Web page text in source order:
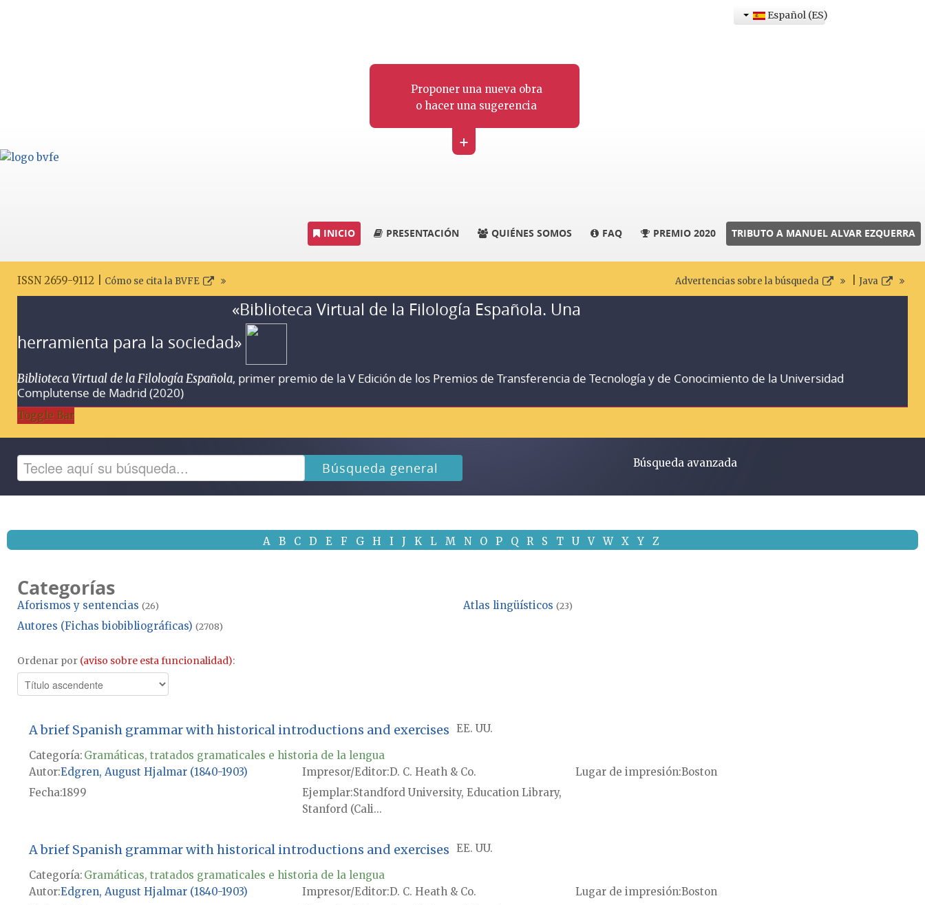
Proponer una nueva obra
o hacer una sugerencia
+
Español (ES)
INICIO PRESENTACIÓN QUIÉNES SOMOS FAQ PREMIO 2020 TRIBUTO A MANUEL ALVAR EZQUERRA
ISSN 2659-9112 | Cómo se cita la BVFE Advertencias sobre la búsqueda Java
«Biblioteca Virtual de la Filología Española. Una
herramienta para la sociedad»
Biblioteca Virtual de la Filología Española, primer premio de la V Edición de los Premios de Transferencia de Tecnología y de Conocimiento de la Universidad
Complutense de Madrid (2020)
Toggle Bar
Búsqueda general Búsqueda avanzada
A B C D E F G H I J K L M N O P Q R S T U V W X Y Z
Categorías
Aforismos y sentencias (26) Atlas lingüísticos (23)
Autores (Fichas biobibliográficas) (2708)
Ordenar por (aviso sobre esta funcionalidad):
A brief Spanish grammar with historical introductions and exercises EE. UU.
Categoría: Gramáticas, tratados gramaticales e historia de la lengua
Autor Edgren, August Hjalmar (1840-1903) Impresor/Editor D. C. Heath & Co. Lugar de impresión Boston
Fecha1899 Ejemplar Standford University, Education Library,
Stanford (Cali...
A brief Spanish grammar with historical introductions and exercises EE. UU.
Categoría: Gramáticas, tratados gramaticales e historia de la lengua
Autor Edgren, August Hjalmar (1840-1903) Impresor/Editor D. C. Heath & Co. Lugar de impresión Boston